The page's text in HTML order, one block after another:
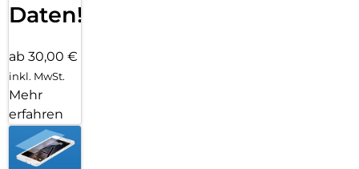
Daten!
ab 30,00 €
inkl. MwSt.
Mehr
erfahren